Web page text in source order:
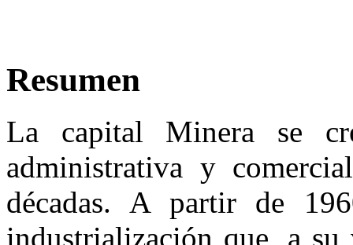
Resumen
La capital Minera se
administrativa y
décadas. A partir de
industrialización que, a